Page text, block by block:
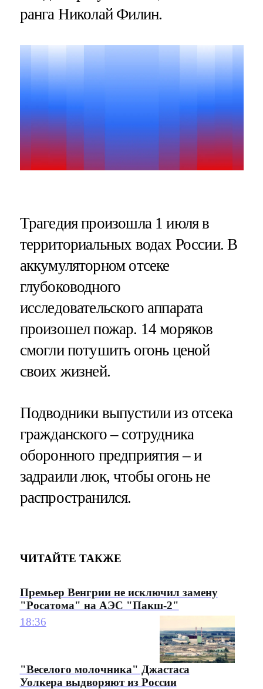
ранга Николай Филин.
Трагедия произошла 1 июля в
территориальных водах России. В
аккумуляторном отсеке
глубоководного
исследовательского аппарата
произошел пожар. 14 моряков
смогли потушить огонь ценой
своих жизней.
Подводники выпустили из отсека
гражданского – сотрудника
оборонного предприятия – и
задраили люк, чтобы огонь не
распространился.
ЧИТАЙТЕ ТАКЖЕ
Премьер Венгрии не исключил замену
"Росатома" на АЭС "Пакш-2"
18:36
"Веселого молочника" Джастаса
Уолкера выдворяют из России